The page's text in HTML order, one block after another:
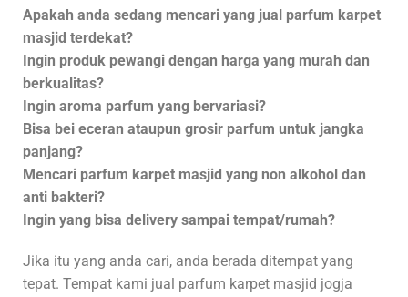
Apakah anda sedang mencari yang jual parfum karpet
masjid terdekat?
Ingin produk pewangi dengan harga yang murah dan
berkualitas?
Ingin aroma parfum yang bervariasi?
Bisa bei eceran ataupun grosir parfum untuk jangka
panjang?
Mencari parfum karpet masjid yang non alkohol dan
anti bakteri?
Ingin yang bisa delivery sampai tempat/rumah?
Jika itu yang anda cari, anda berada ditempat yang
tepat. Tempat kami jual parfum karpet masjid jogja